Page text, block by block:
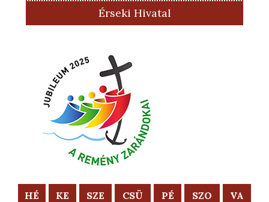
Érseki Hivatal
HÉ KE SZE CSÜ PÉ SZO VA